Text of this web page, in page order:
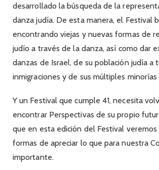
desarrollado la búsqueda de la
danza judía. De esta manera, el Festival
encontrando viejas y nuevas formas de
judío a través de la danza, así como dar
danzas de Israel, de su población judía a
inmigraciones y de sus múltiples minorías
Y un Festival que cumple 41, necesita
encontrar Perspectivas de su propio
que en esta edición del Festival
formas de apreciar lo que para nuestra
importante.